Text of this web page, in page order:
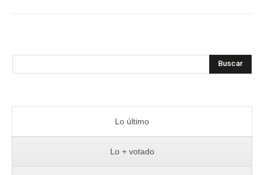
Buscar
Lo último
Lo + votado